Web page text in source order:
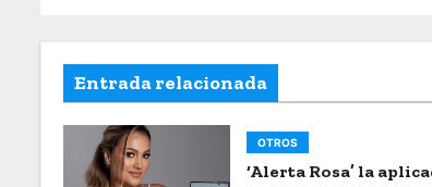
Entrada relacionada
OTROS
‘Alerta Rosa’ la